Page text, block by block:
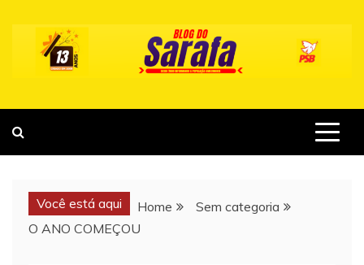
content
Você está aqui Home
Sem categoria
O ANO COMEÇOU